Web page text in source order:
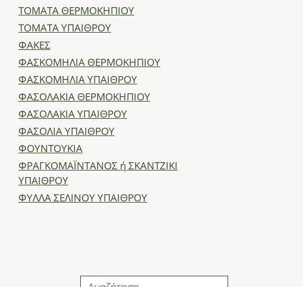
ΤΟΜΑΤΑ ΘΕΡΜΟΚΗΠΙΟΥ
ΤΟΜΑΤΑ ΥΠΑΙΘΡΟΥ
ΦΑΚΕΣ
ΦΑΣΚΟΜΗΛΙΑ ΘΕΡΜΟΚΗΠΙΟΥ
ΦΑΣΚΟΜΗΛΙΑ ΥΠΑΙΘΡΟΥ
ΦΑΣΟΛΑΚΙΑ ΘΕΡΜΟΚΗΠΙΟΥ
ΦΑΣΟΛΑΚΙΑ ΥΠΑΙΘΡΟΥ
ΦΑΣΟΛΙΑ ΥΠΑΙΘΡΟΥ
ΦΟΥΝΤΟΥΚΙΑ
ΦΡΑΓΚΟΜΑΪΝΤΑΝΟΣ ή ΣΚΑΝΤΖΙΚΙ
ΥΠΑΙΘΡΟΥ
ΦΥΛΛΑ ΣΕΛΙΝΟΥ ΥΠΑΙΘΡΟΥ